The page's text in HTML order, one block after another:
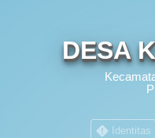
DESA
Identitas